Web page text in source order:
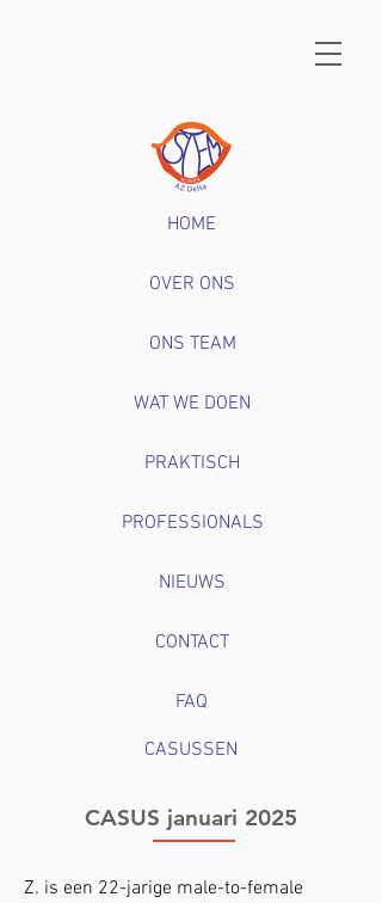
HOME
OVER ONS
ONS TEAM
WAT WE DOEN
PRAKTISCH
PROFESSIONALS
NIEUWS
CONTACT
FAQ
CASUSSEN
CASUS januari 2025
Z. is een 22-jarige male-to-female